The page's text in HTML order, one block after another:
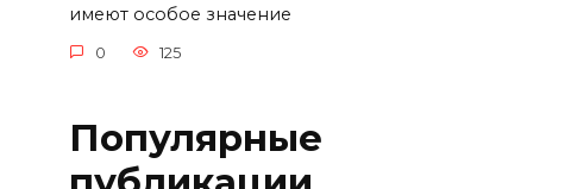
имеют особое значение
0 125
Популярные